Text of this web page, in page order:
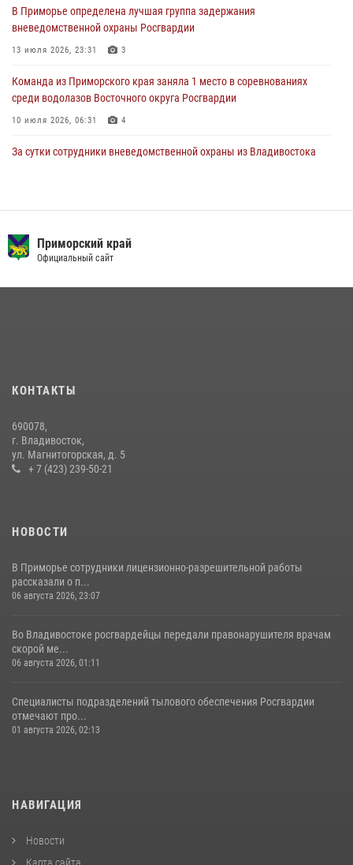
службе
В Приморье определена лучшая группа задержания
вневедомственной охраны Росгвардии
13 июля 2026, 23:31 3
Команда из Приморского края заняла 1 место в соревнованиях
среди водолазов Восточного округа Росгвардии
10 июля 2026, 06:31 4
За сутки сотрудники вневедомственной охраны из Владивостока
действия постояльца гостиницы
16 июля 2026, 01:13
Во Владивостоке росгвардейцы пресекли три попытки хищения в
магазинах
22 июля 2026, 23:38
Приморский край
Официальный сайт
КОНТАКТЫ
690078,
г. Владивосток,
ул. Магнитогорская, д. 5
+ 7 (423) 239-50-21
НОВОСТИ
В Приморье сотрудники лицензионно-разрешительной работы
рассказали о п...
06 августа 2026, 23:07
Во Владивостоке росгвардейцы передали правонарушителя врачам
скорой ме...
06 августа 2026, 01:11
Специалисты подразделений тылового обеспечения Росгвардии
отмечают про...
01 августа 2026, 02:13
НАВИГАЦИЯ
Новости